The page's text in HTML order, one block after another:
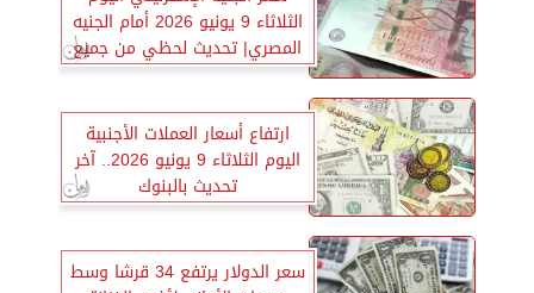
الثلاثاء 9 يونيو 2026 أمام الجنيه
المصري| تحديث لحظي من جميع
البنوك
ارتفاع أسعار العملات الأجنبية
اليوم الثلاثاء 9 يونيو 2026.. آخر
تحديث بالبنوك
سعر الدولار يرتفع 34 قرشا وسط